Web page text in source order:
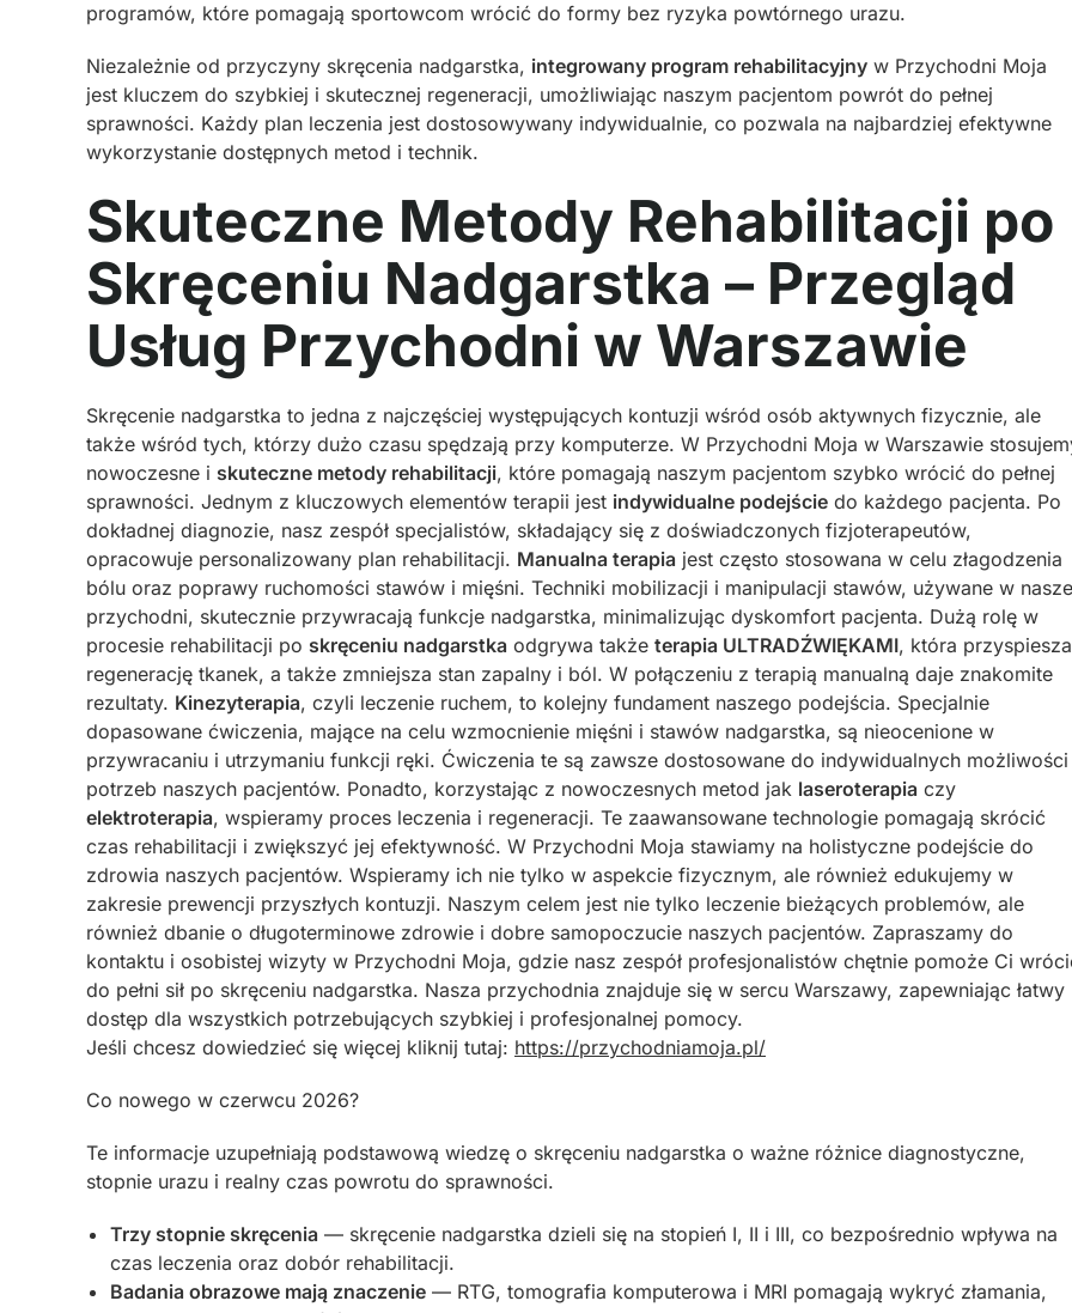
programów, które pomagają sportowcom wrócić do formy bez ryzyka powtórnego urazu.
Niezależnie od przyczyny skręcenia nadgarstka, integrowany program rehabilitacyjny w Przychodni Moja
jest kluczem do szybkiej i skutecznej regeneracji, umożliwiając naszym pacjentom powrót do pełnej
sprawności. Każdy plan leczenia jest dostosowywany indywidualnie, co pozwala na najbardziej efektywne
wykorzystanie dostępnych metod i technik.
Skuteczne Metody Rehabilitacji po
Skręceniu Nadgarstka – Przegląd
Usług Przychodni w Warszawie
Skręcenie nadgarstka to jedna z najczęściej występujących kontuzji wśród osób aktywnych fizycznie, ale
także wśród tych, którzy dużo czasu spędzają przy komputerze. W Przychodni Moja w Warszawie
nowoczesne i skuteczne metody rehabilitacji, które pomagają naszym pacjentom szybko wrócić do pełnej
sprawności. Jednym z kluczowych elementów terapii jest indywidualne podejście do każdego pacjenta. Po
dokładnej diagnozie, nasz zespół specjalistów, składający się z doświadczonych fizjoterapeutów,
opracowuje personalizowany plan rehabilitacji. Manualna terapia jest często stosowana w celu złagodzenia
bólu oraz poprawy ruchomości stawów i mięśni. Techniki mobilizacji i manipulacji stawów, używane w
przychodni, skutecznie przywracają funkcje nadgarstka, minimalizując dyskomfort pacjenta. Dużą rolę w
procesie rehabilitacji po skręceniu nadgarstka odgrywa także terapia ULTRADŹWIĘKAMI, która przyspiesza
regenerację tkanek, a także zmniejsza stan zapalny i ból. W połączeniu z terapią manualną daje znakomite
rezultaty. Kinezyterapia, czyli leczenie ruchem, to kolejny fundament naszego podejścia. Specjalnie
dopasowane ćwiczenia, mające na celu wzmocnienie mięśni i stawów nadgarstka, są nieocenione w
przywracaniu i utrzymaniu funkcji ręki. Ćwiczenia te są zawsze dostosowane do indywidualnych
potrzeb naszych pacjentów. Ponadto, korzystając z nowoczesnych metod jak laseroterapia czy
elektroterapia, wspieramy proces leczenia i regeneracji. Te zaawansowane technologie pomagają skrócić
czas rehabilitacji i zwiększyć jej efektywność. W Przychodni Moja stawiamy na holistyczne podejście do
zdrowia naszych pacjentów. Wspieramy ich nie tylko w aspekcie fizycznym, ale również edukujemy w
zakresie prewencji przyszłych kontuzji. Naszym celem jest nie tylko leczenie bieżących problemów, ale
również dbanie o długoterminowe zdrowie i dobre samopoczucie naszych pacjentów. Zapraszamy do
kontaktu i osobistej wizyty w Przychodni Moja, gdzie nasz zespół profesjonalistów chętnie pomoże Ci
do pełni sił po skręceniu nadgarstka. Nasza przychodnia znajduje się w sercu Warszawy, zapewniając łatwy
dostęp dla wszystkich potrzebujących szybkiej i profesjonalnej pomocy.
Jeśli chcesz dowiedzieć się więcej kliknij tutaj: https://przychodniamoja.pl/
Co nowego w czerwcu 2026?
Te informacje uzupełniają podstawową wiedzę o skręceniu nadgarstka o ważne różnice diagnostyczne,
stopnie urazu i realny czas powrotu do sprawności.
Trzy stopnie skręcenia — skręcenie nadgarstka dzieli się na stopień I, II i III, co bezpośrednio wpływa na
czas leczenia oraz dobór rehabilitacji.
Badania obrazowe mają znaczenie — RTG, tomografia komputerowa i MRI pomagają wykryć złamania,